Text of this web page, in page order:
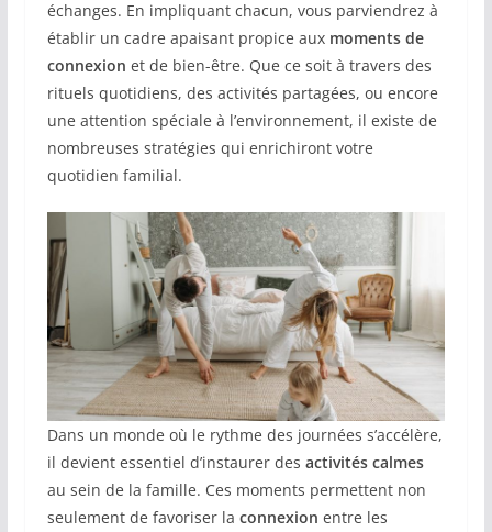
échanges. En impliquant chacun, vous parviendrez à
établir un cadre apaisant propice aux moments de
connexion et de bien-être. Que ce soit à travers des
rituels quotidiens, des activités partagées, ou encore
une attention spéciale à l’environnement, il existe de
nombreuses stratégies qui enrichiront votre
quotidien familial.
Dans un monde où le rythme des journées s’accélère,
il devient essentiel d’instaurer des activités calmes
au sein de la famille. Ces moments permettent non
seulement de favoriser la connexion entre les